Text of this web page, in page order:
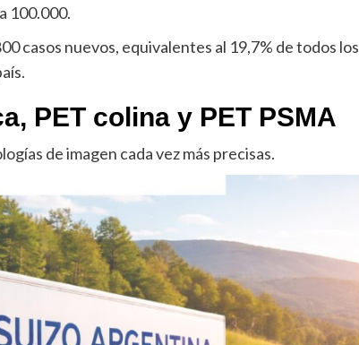
100.000.
casos nuevos, equivalentes al 19,7% de todos los
PET colina y PET PSMA
de imagen cada vez más precisas.